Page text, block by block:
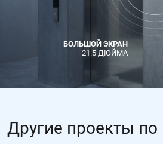
БОЛЬШОЙ ЭКРАН
21.5 ДЮЙМА
Другие проекты по